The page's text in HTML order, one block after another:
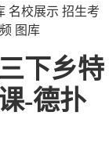
名校展示 招生考
图库
下乡特
-德扑